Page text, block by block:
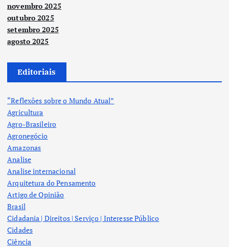
novembro 2025
outubro 2025
setembro 2025
agosto 2025
Editoriais
“Reflexões sobre o Mundo Atual”
Agricultura
Agro-Brasileiro
Agronegócio
Amazonas
Analise
Analise internacional
Arquitetura do Pensamento
Artigo de Opinião
Brasil
Cidadania | Direitos | Serviço | Interesse Público
Cidades
Ciência